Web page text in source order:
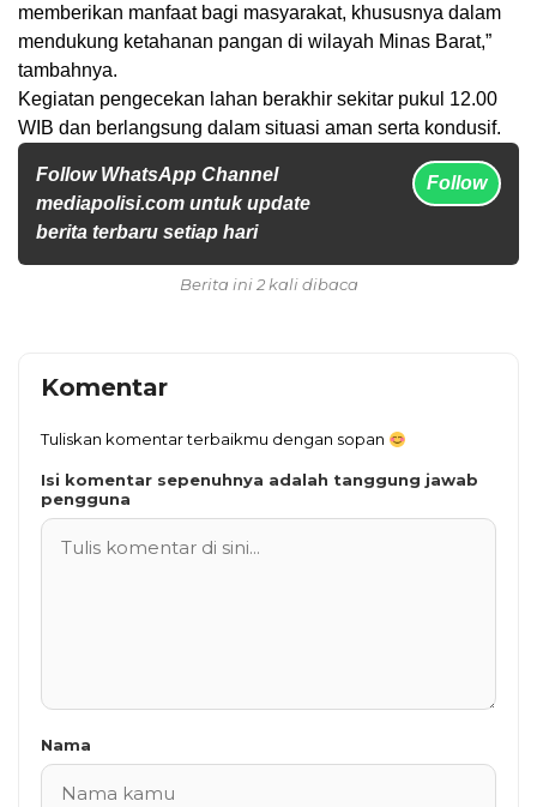
memberikan manfaat bagi masyarakat, khususnya dalam
mendukung ketahanan pangan di wilayah Minas Barat,”
tambahnya.
Kegiatan pengecekan lahan berakhir sekitar pukul 12.00
WIB dan berlangsung dalam situasi aman serta kondusif.
Follow WhatsApp Channel
mediapolisi.com untuk update
berita terbaru setiap hari
Follow
Berita ini 2 kali dibaca
Komentar
Tuliskan komentar terbaikmu dengan sopan
Isi komentar sepenuhnya adalah tanggung jawab
pengguna
Nama